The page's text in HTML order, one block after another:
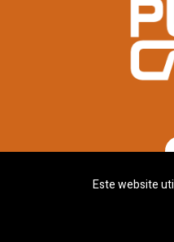
Este website